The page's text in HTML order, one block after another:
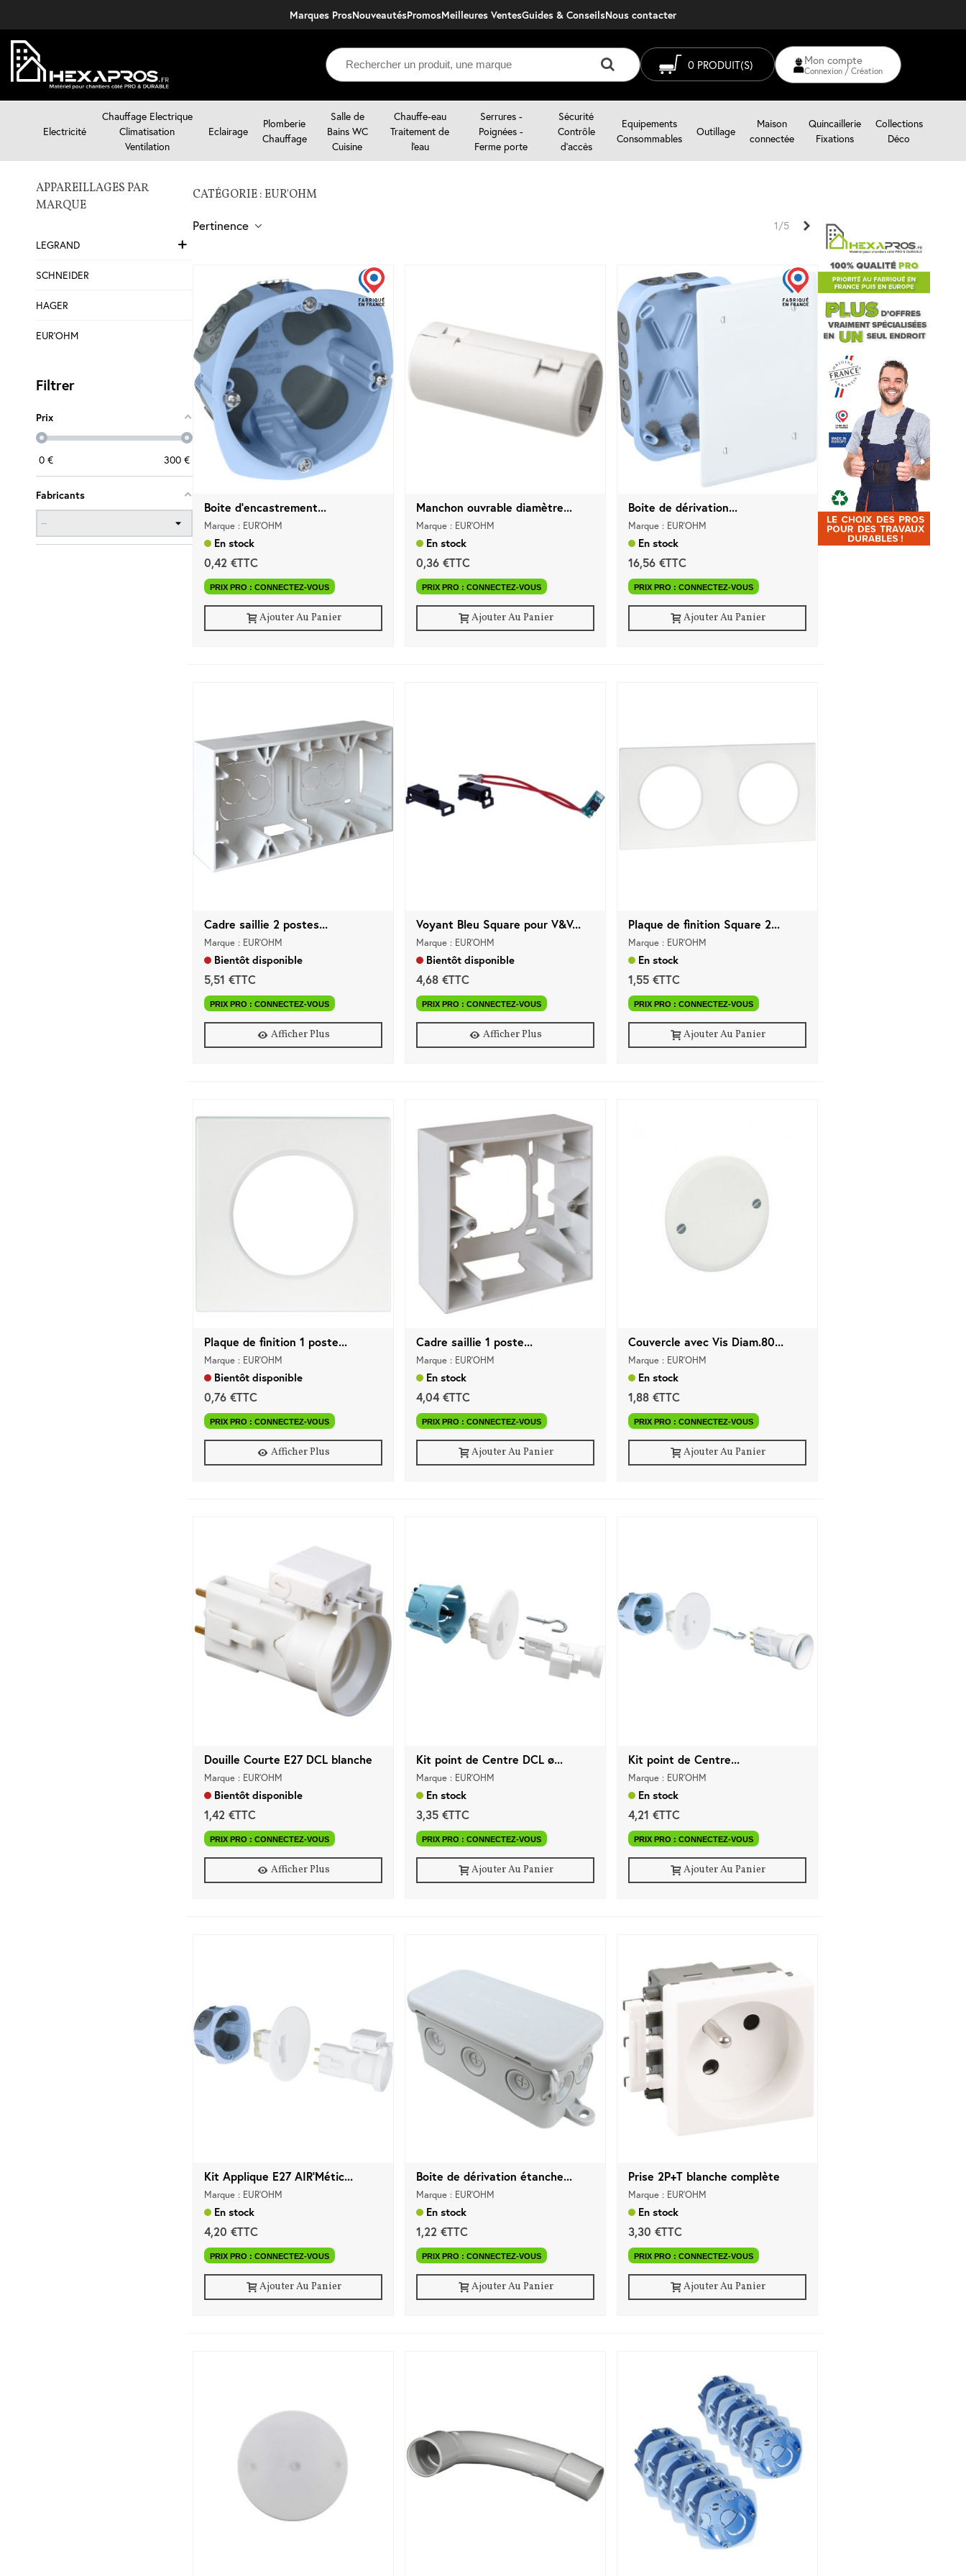
Marques ProsNouveautésPromosMeilleures VentesGuides & Conseils nous contacter
0 PRODUIT(S) Mon compte
Connexion / Création
Electricité
Chauffage Electrique
Climatisation
Ventilation
Eclairage
Plomberie
Chauffage
Salle de
Bains WC
Cuisine
Chauffe-eau
Traitement de
l'eau
Serrures -
Poignées -
Ferme porte
Sécurité
Contrôle
d'accès
Equipements
Consommables
Outillage
Maison
connectée
Quincaillerie
Fixations
Collections
Déco
APPAREILLAGES PAR
MARQUE
LEGRAND
SCHNEIDER
HAGER
EUR'OHM
Filtrer
Prix
0 € 300€
Fabricants
CATÉGORIE : EUR'OHM
Pertinence 1/5 Suivant
Boite d'encastrement...
Marque : EUR'OHM
En stock
0,42 €TTC
PRIX PRO : CONNECTEZ-VOUS
Ajouter Au Panier
Manchon ouvrable diamètre...
Marque : EUR'OHM
En stock
0,36 €TTC
PRIX PRO : CONNECTEZ-VOUS
Ajouter Au Panier
Boite de dérivation...
Marque : EUR'OHM
En stock
16,56 €TTC
PRIX PRO : CONNECTEZ-VOUS
Ajouter Au Panier
Cadre saillie 2 postes...
Marque : EUR'OHM
Bientôt disponible
5,51 €TTC
PRIX PRO : CONNECTEZ-VOUS
Afficher Plus
Voyant Bleu Square pour V&V...
Marque : EUR'OHM
Bientôt disponible
4,68 €TTC
PRIX PRO : CONNECTEZ-VOUS
Afficher Plus
Plaque de finition Square 2...
Marque : EUR'OHM
En stock
1,55 €TTC
PRIX PRO : CONNECTEZ-VOUS
Ajouter Au Panier
Plaque de finition 1 poste...
Marque : EUR'OHM
Bientôt disponible
0,76 €TTC
PRIX PRO : CONNECTEZ-VOUS
Afficher Plus
Cadre saillie 1 poste...
Marque : EUR'OHM
En stock
4,04 €TTC
PRIX PRO : CONNECTEZ-VOUS
Ajouter Au Panier
Couvercle avec Vis Diam.80...
Marque : EUR'OHM
En stock
1,88 €TTC
PRIX PRO : CONNECTEZ-VOUS
Ajouter Au Panier
Douille Courte E27 DCL blanche
Marque : EUR'OHM
Bientôt disponible
1,42 €TTC
PRIX PRO : CONNECTEZ-VOUS
Afficher Plus
Kit point de Centre DCL ø...
Marque : EUR'OHM
En stock
3,35 €TTC
PRIX PRO : CONNECTEZ-VOUS
Ajouter Au Panier
Kit point de Centre...
Marque : EUR'OHM
En stock
4,21 €TTC
PRIX PRO : CONNECTEZ-VOUS
Ajouter Au Panier
Kit Applique E27 AIR'Métic...
Marque : EUR'OHM
En stock
4,20 €TTC
PRIX PRO : CONNECTEZ-VOUS
Ajouter Au Panier
Boite de dérivation étanche...
Marque : EUR'OHM
En stock
1,22 €TTC
PRIX PRO : CONNECTEZ-VOUS
Ajouter Au Panier
Prise 2P+T blanche complète
Marque : EUR'OHM
En stock
3,30 €TTC
PRIX PRO : CONNECTEZ-VOUS
Ajouter Au Panier